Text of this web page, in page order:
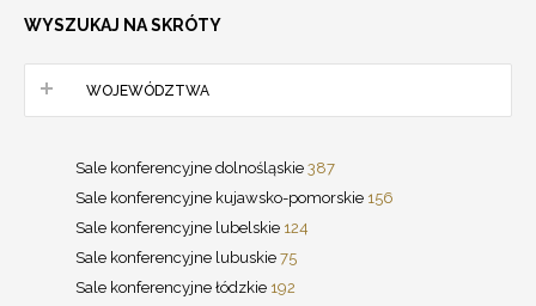
WYSZUKAJ NA SKRÓTY
WOJEWÓDZTWA
Sale konferencyjne dolnośląskie 387
Sale konferencyjne kujawsko-pomorskie 156
Sale konferencyjne lubelskie 124
Sale konferencyjne lubuskie 75
Sale konferencyjne łódzkie 192